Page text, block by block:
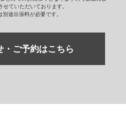
せていただいております。
別途出張料が必要です。
・ご予約はこちら